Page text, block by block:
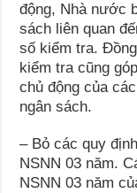
động, Nhà nước
sách liên quan
số kiểm tra.
kiểm tra cũng
chủ động của
ngân sách.
– Bỏ các quy
NSNN 03 năm.
NSNN 03 năm